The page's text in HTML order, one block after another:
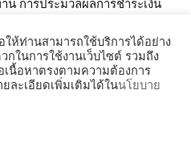
การประมวลผลการชำระเงิน
ตลาด หรือการสำรวจความพึง
สงค์อื่น ๆ ตามที่ระบุในนโยบาย
ต่อไปนี้มีหน้าที่ในการปกป้อง
งที่มีหน้าที่ในการเข้าถึงข้อมูล
ให้ท่านสามารถใช้บริการได้อย่าง
ในการใช้งานเว็บไซต์ รวมถึง
เนื้อหาตรงตามความต้องการ
ละเอียดเพิ่มเติมได้ในนโยบาย